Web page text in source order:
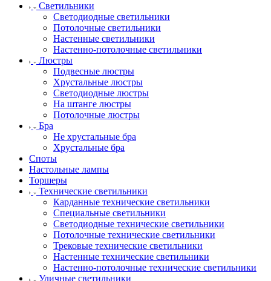
Светильники
Светодиодные светильники
Потолочные светильники
Настенные светильники
Настенно-потолочные светильники
Люстры
Подвесные люстры
Хрустальные люстры
Светодиодные люстры
На штанге люстры
Потолочные люстры
Бра
Не хрустальные бра
Хрустальные бра
Споты
Настольные лампы
Торшеры
Технические светильники
Карданные технические светильники
Специальные светильники
Светодиодные технические светильники
Потолочные технические светильники
Трековые технические светильники
Настенные технические светильники
Настенно-потолочные технические светильники
Уличные светильники